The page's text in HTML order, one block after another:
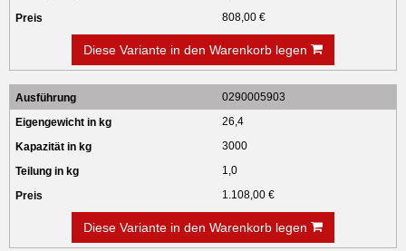
808,00 €
Diese Variante in den Warenkorb legen
0290005903
26,4
3000
1,0
1.108,00 €
Diese Variante in den Warenkorb legen